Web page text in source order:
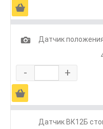
Ä
1
Датчик
- +
Ä
Датчик ВК12Б